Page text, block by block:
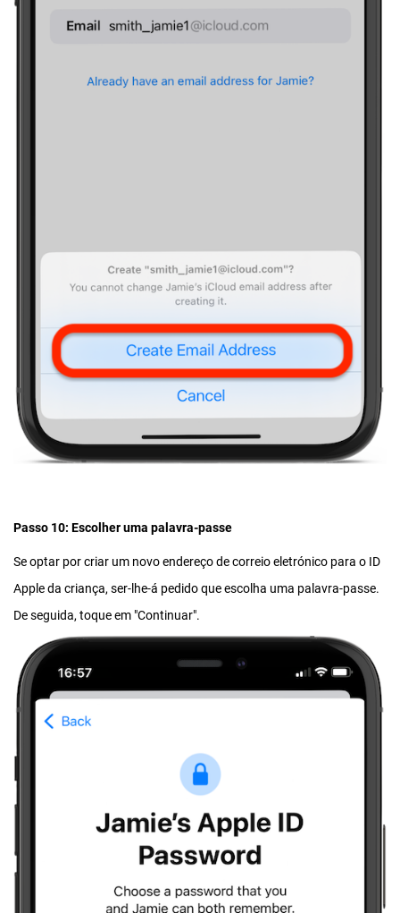
Passo 10: Escolher uma palavra-passe
Se optar por criar um novo endereço de correio eletrónico para o ID
Apple da criança, ser-lhe-á pedido que escolha uma palavra-passe.
De seguida, toque em "Continuar".